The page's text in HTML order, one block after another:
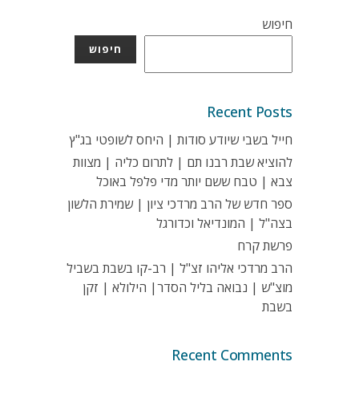
חיפוש
חיפוש
Recent Posts
חייל בשבי שיודע סודות | היחס לשופטי בג"ץ
להוציא שבת רבנו תם | לתרום כליה | מצוות
צבא | טבח ששם יותר מדי פלפל באוכל
ספר חדש של הרב מרדכי ציון | שמירת הלשון
בצה"ל | המונדיאל וכדורגל
פרשת קרח
הרב מרדכי אליהו זצ"ל | רב-קו בשבת בשביל
מוצ"ש | נבואה בליל הסדר| הילולא | זקן
בשבת
Recent Comments